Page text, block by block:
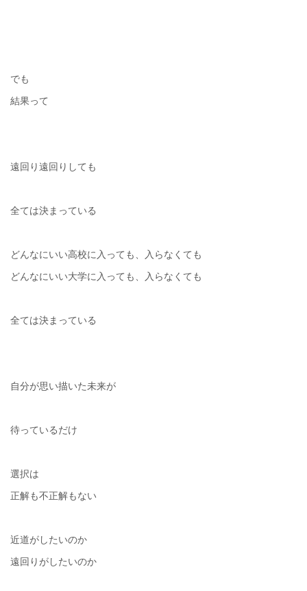
でも
結果って
遠回り遠回りしても
全ては決まっている
どんなにいい高校に入っても、入らなくても
どんなにいい大学に入っても、入らなくても
全ては決まっている
自分が思い描いた未来が
待っているだけ
選択は
正解も不正解もない
近道がしたいのか
遠回りがしたいのか